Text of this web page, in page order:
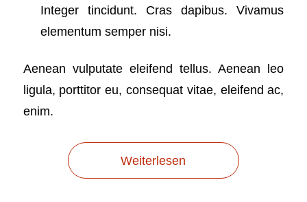
Integer tincidunt. Cras dapibus. Vivamus
elementum semper nisi.
Aenean vulputate eleifend tellus. Aenean leo
ligula, porttitor eu, consequat vitae, eleifend ac,
enim.
Weiterlesen